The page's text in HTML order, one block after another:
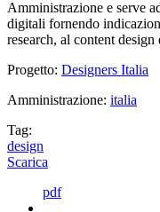
Amministrazione e serve
digitali fornendo
research, al content design
Progetto: Designers Italia
Amministrazione: italia
Tag:
design
Scarica
pdf